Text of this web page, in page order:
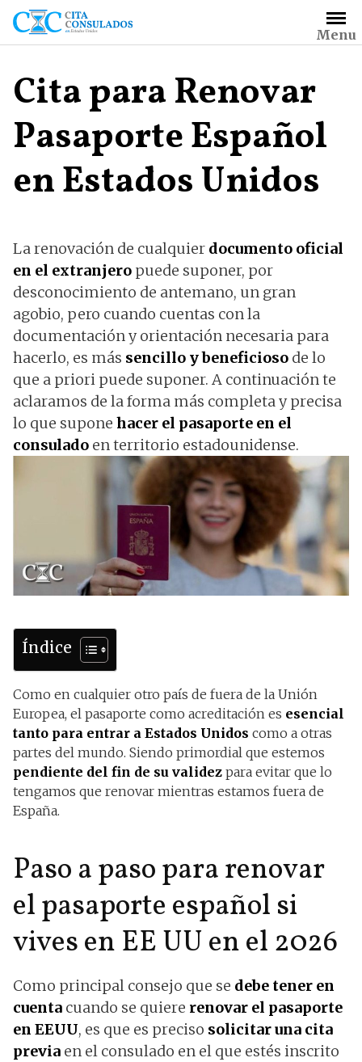
Saltar
contenido
Menu
Cita para Renovar
Pasaporte Español
en Estados Unidos
La renovación de cualquier documento oficial
en el extranjero puede suponer, por
desconocimiento de antemano, un gran
agobio, pero cuando cuentas con la
documentación y orientación necesaria para
hacerlo, es más sencillo y beneficioso de lo
que a priori puede suponer. A continuación te
aclaramos de la forma más completa y precisa
lo que supone hacer el pasaporte en el
consulado en territorio estadounidense.
Índice
Como en cualquier otro país de fuera de la Unión
Europea, el pasaporte como acreditación es esencial
tanto para entrar a Estados Unidos como a otras
partes del mundo. Siendo primordial que estemos
pendiente del fin de su validez para evitar que lo
tengamos que renovar mientras estamos fuera de
España.
Paso a paso para renovar
el pasaporte español si
vives en EE UU en el 2026
Como principal consejo que se debe tener en
cuenta cuando se quiere renovar el pasaporte
en EEUU, es que es preciso solicitar una cita
previa en el consulado en el que estés inscrito